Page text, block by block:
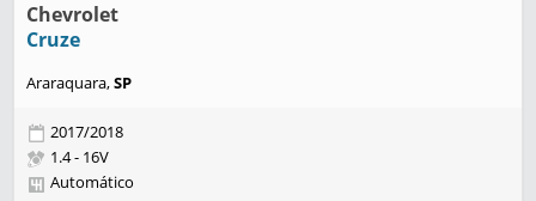
Chevrolet
Cruze
Araraquara,SP
2017/2018
1.4 - 16V
Automático